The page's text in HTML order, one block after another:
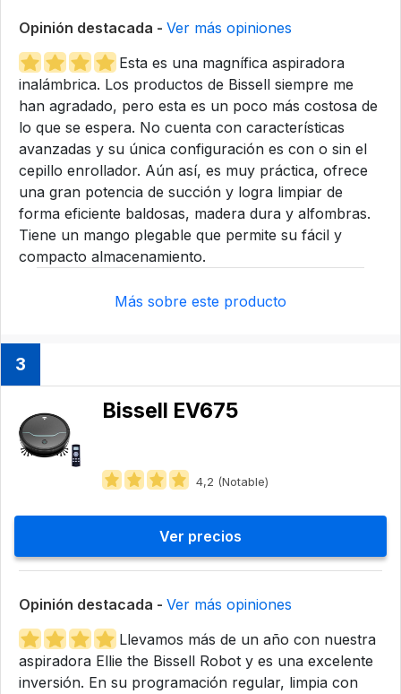
Opinión destacada - Ver más opiniones
Esta es una magnífica aspiradora
inalámbrica. Los productos de Bissell siempre me
han agradado, pero esta es un poco más costosa de
lo que se espera. No cuenta con características
avanzadas y su única configuración es con o sin el
cepillo enrollador. Aún así, es muy práctica, ofrece
una gran potencia de succión y logra limpiar de
forma eficiente baldosas, madera dura y alfombras.
Tiene un mango plegable que permite su fácil y
compacto almacenamiento.
Más sobre este producto
3
Bissell EV675
4,2 (Notable)
Ver precios
Opinión destacada - Ver más opiniones
Llevamos más de un año con nuestra
aspiradora Ellie the Bissell Robot y es una excelente
inversión. En su programación regular, limpia con